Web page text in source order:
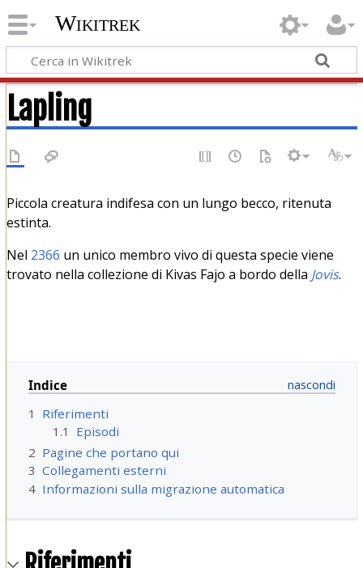
Wikitrek
Lapling
Piccola creatura indifesa con un lungo becco, ritenuta
estinta.
Nel 2366 un unico membro vivo di questa specie viene
trovato nella collezione di Kivas Fajo a bordo della Jovis.
Indice
1
Riferimenti
1.1
Episodi
2 Pagine che portano qui
3 Collegamenti esterni
4 Informazioni sulla migrazione automatica